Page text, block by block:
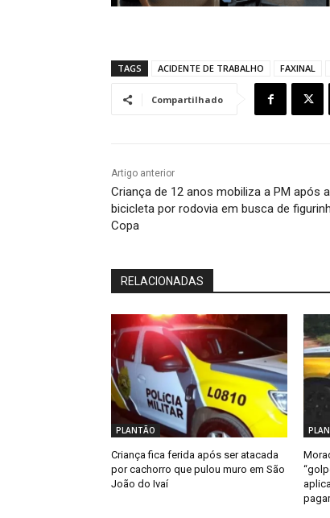
TAGS ACIDENTE DE TRABALHO FAXINAL
Compartilhado
Artigo anterior
Criança de 12 anos mobiliza a PM após
bicicleta por rodovia em busca de
Copa
RELACIONADAS
PLANTÃO
Criança fica ferida após ser atacada
por cachorro que pulou muro em São
João do Ivaí